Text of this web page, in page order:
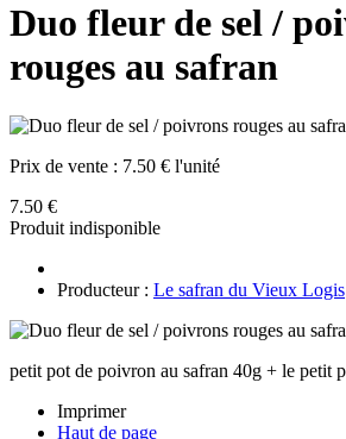
Duo fleur de sel /
rouges au safran
Prix de vente : 7.50 € l'unité
7.50 €
Produit indisponible
Producteur : Le safran du Vieux Logis
petit pot de poivron au safran 40g + le petit
Imprimer
Haut de page